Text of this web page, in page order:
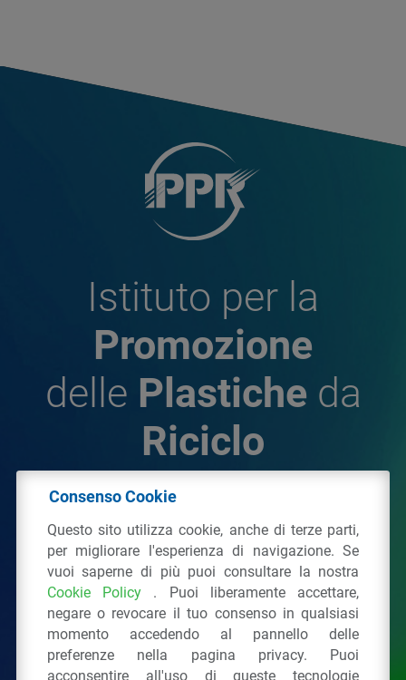
Istituto per la
Promozione
delle Plastiche da
Riciclo
Plastiche da Riciclo
C.F. 97381090154
Via San Vittore 36 20123Milano (MI)
Tel.: 02 43928225.
Consenso Cookie
Questo sito utilizza cookie, anche di terze parti,
per migliorare l'esperienza di navigazione. Se
vuoi saperne di più puoi consultare la nostra
Cookie Policy . Puoi liberamente accettare,
negare o revocare il tuo consenso in qualsiasi
momento accedendo al pannello delle
preferenze nella pagina privacy. Puoi
acconsentire all'uso di queste tecnologie